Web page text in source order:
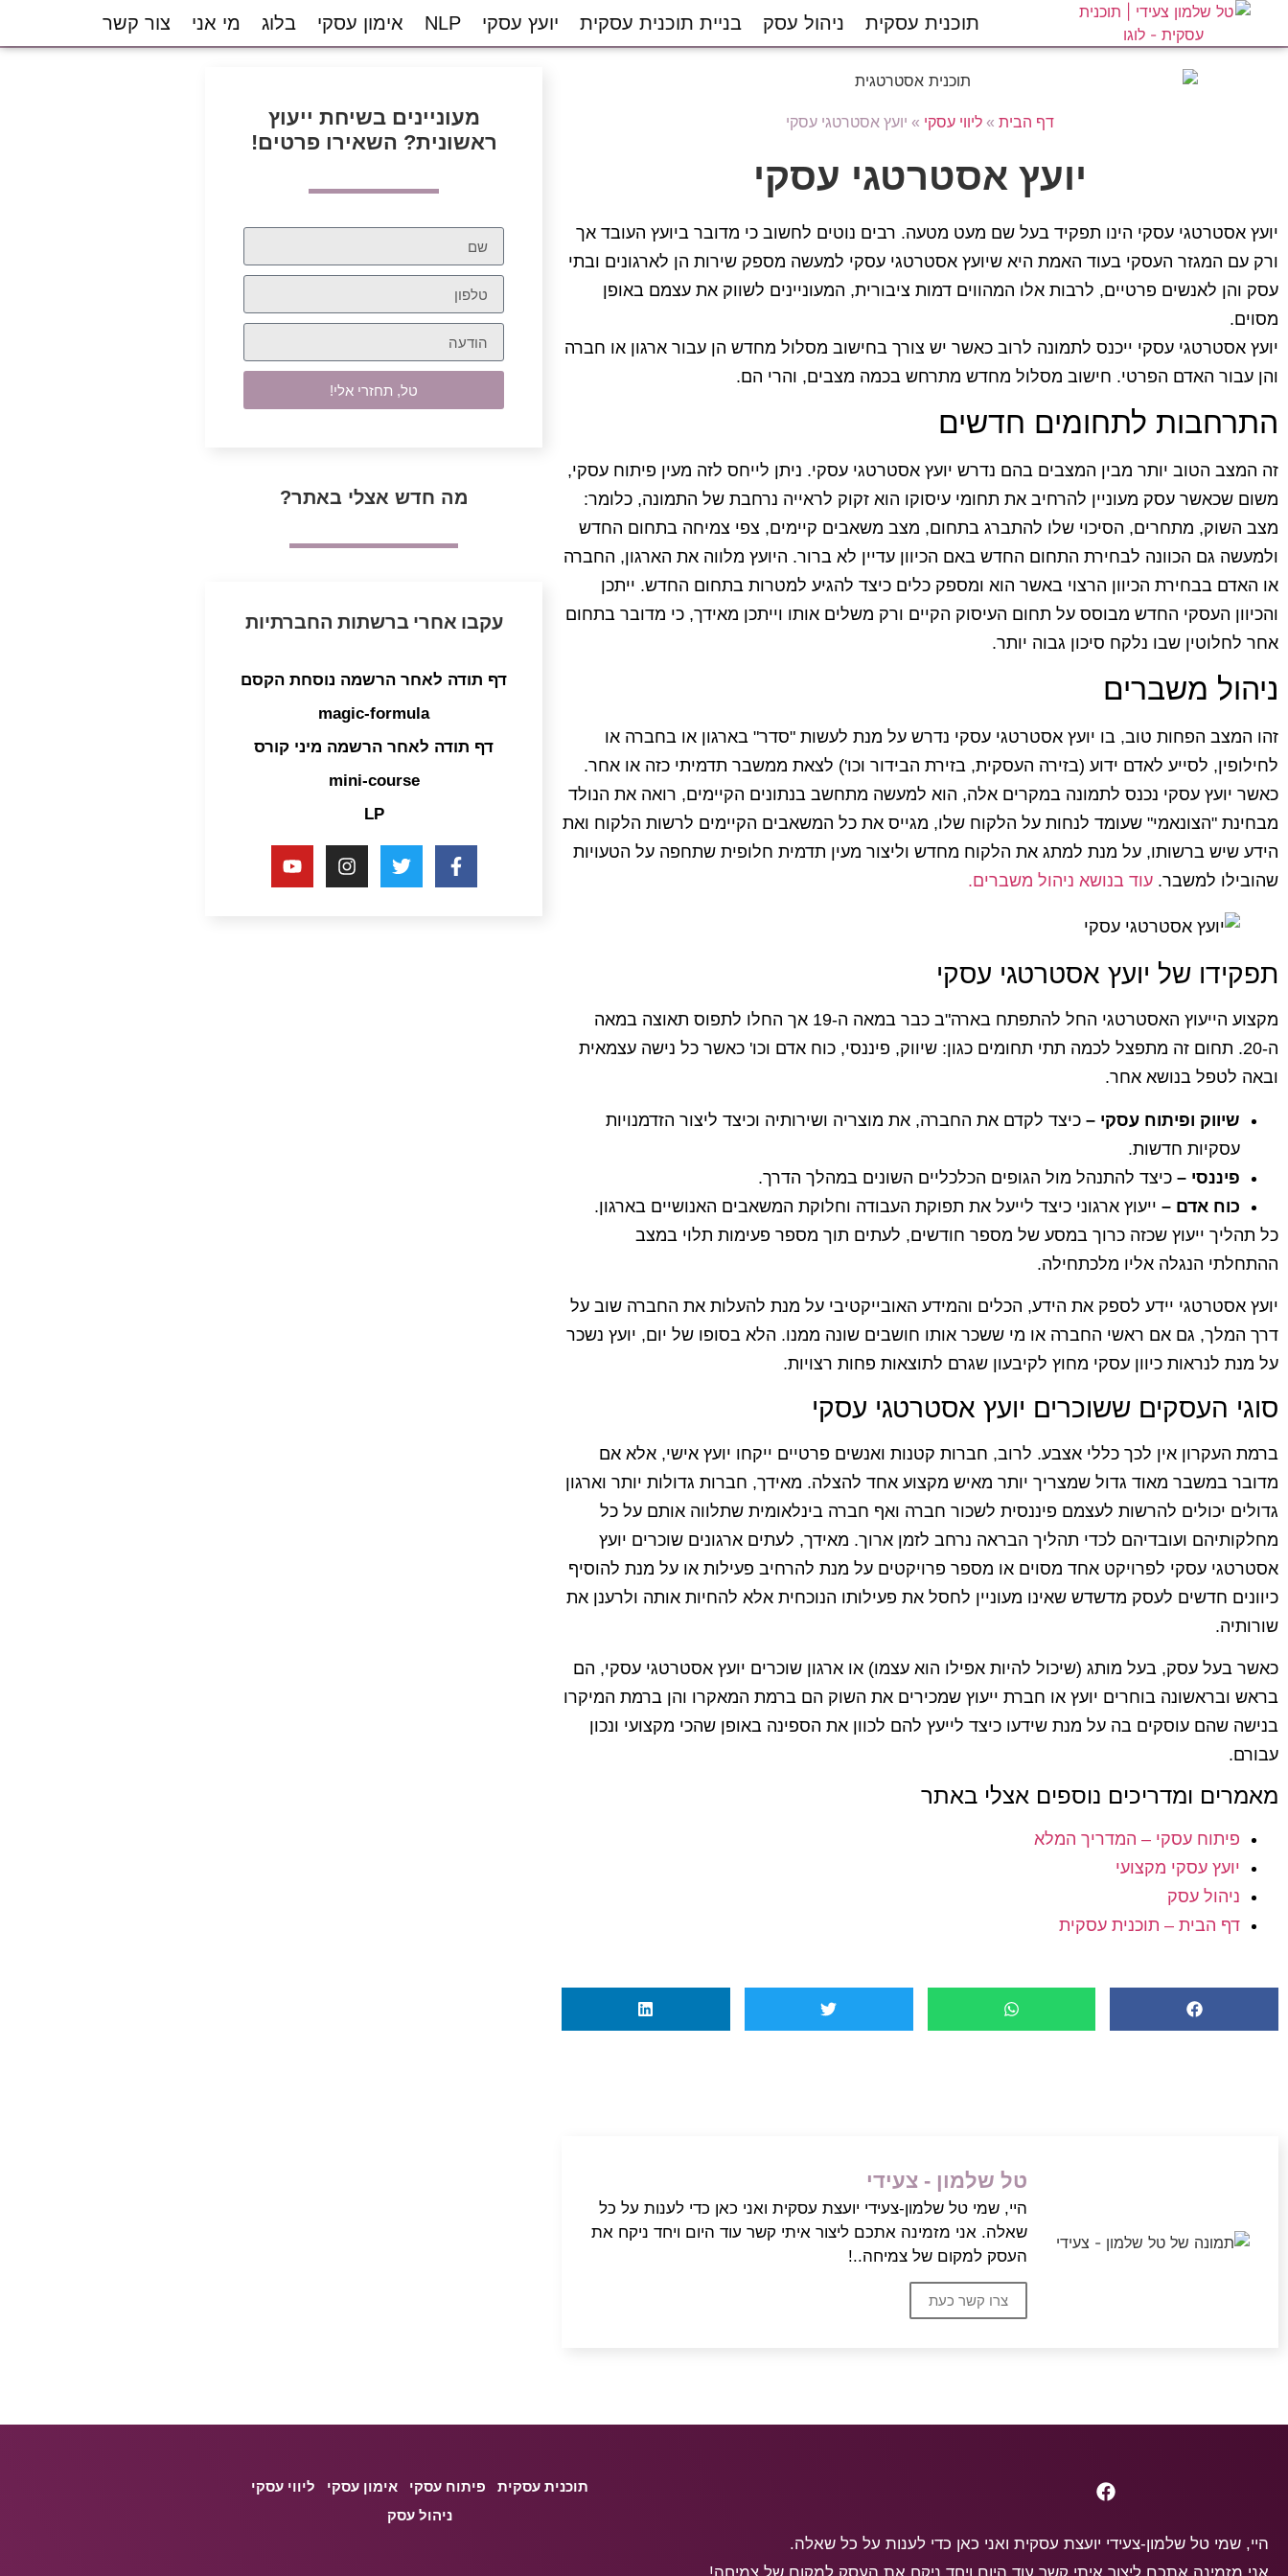
תוכנית עסקית ניהול עסק בניית תוכנית עסקית יועץ עסקי NLP אימון עסקי בלוג מי אני צור קשר
דף הבית » ליווי עסקי » יועץ אסטרטגי עסקי
יועץ אסטרטגי עסקי
יועץ אסטרטגי עסקי הינו תפקיד בעל שם מעט מטעה. רבים נוטים לחשוב כי מדובר ביועץ העובד אך
ורק עם המגזר העסקי בעוד האמת היא שיועץ אסטרטגי עסקי למעשה מספק שירות הן לארגונים ובתי
עסק והן לאנשים פרטיים, לרבות אלו המהווים דמות ציבורית, המעוניינים לשווק את עצמם באופן
מסוים.
יועץ אסטרטגי עסקי ייכנס לתמונה לרוב כאשר יש צורך בחישוב מסלול מחדש הן עבור ארגון או חברה
והן עבור האדם הפרטי. חישוב מסלול מחדש מתרחש בכמה מצבים, והרי הם.
התרחבות לתחומים חדשים
זה המצב הטוב יותר מבין המצבים בהם נדרש יועץ אסטרטגי עסקי. ניתן לייחס לזה מעין פיתוח עסקי,
משום שכאשר עסק מעוניין להרחיב את תחומי עיסוקו הוא זקוק לראייה נרחבת של התמונה, כלומר:
מצב השוק, מתחרים, הסיכוי שלו להתברג בתחום, מצב משאבים קיימים, צפי צמיחה בתחום החדש
ולמעשה גם הכוונה לבחירת התחום החדש באם הכיוון עדיין לא ברור. היועץ מלווה את הארגון, החברה
או האדם בבחירת הכיוון הרצוי באשר הוא ומספק כלים כיצד להגיע למטרות בתחום החדש. ייתכן
והכיוון העסקי החדש מבוסס על תחום העיסוק הקיים ורק משלים אותו וייתכן מאידך, כי מדובר בתחום
אחר לחלוטין שבו נלקח סיכון גבוה יותר.
ניהול משברים
זהו המצב הפחות טוב, בו יועץ אסטרטגי עסקי נדרש על מנת לעשות "סדר" בארגון או בחברה או
לחילופין, לסייע לאדם ידוע (בזירה העסקית, בזירת הבידור וכו') לצאת ממשבר תדמיתי כזה או אחר.
כאשר יועץ עסקי נכנס לתמונה במקרים אלה, הוא למעשה מתחשב בנתונים הקיימים, רואה את הנולד
מבחינת "הצונאמי" שעומד לנחות על הלקוח שלו, מגייס את כל המשאבים הקיימים לרשות הלקוח ואת
הידע שיש ברשותו, על מנת למתג את הלקוח מחדש וליצור מעין תדמית חלופית שתחפה על הטעויות
שהובילו למשבר. עוד בנושא ניהול משברים.
תפקידו של יועץ אסטרטגי עסקי
מקצוע הייעוץ האסטרטגי החל להתפתח בארה"ב כבר במאה ה-19 אך החלו לתפוס תאוצה במאה
ה-20. תחום זה מתפצל לכמה תתי תחומים כגון: שיווק, פיננסי, כוח אדם וכו' כאשר כל נישה עצמאית
ובאה לטפל בנושא אחר.
שיווק ופיתוח עסקי – כיצד לקדם את החברה, את מוצריה ושירותיה וכיצד ליצור הזדמנויות
עסקיות חדשות.
פיננסי – כיצד להתנהל מול הגופים הכלכליים השונים במהלך הדרך.
כוח אדם – ייעוץ ארגוני כיצד לייעל את תפוקת העבודה וחלוקת המשאבים האנושיים בארגון.
כל תהליך ייעוץ שכזה כרוך במסע של מספר חודשים, לעתים תוך מספר פעימות תלוי במצב
ההתחלתי הנגלה אליו מלכתחילה.
יועץ אסטרטגי יידע לספק את הידע, הכלים והמידע האובייקטיבי על מנת להעלות את החברה שוב על
דרך המלך, גם אם ראשי החברה או מי ששכר אותו חושבים שונה ממנו. הלא בסופו של יום, יועץ נשכר
על מנת לנראות כיוון עסקי מחוץ לקיבעון שגרם לתוצאות פחות רצויות.
סוגי העסקים ששוכרים יועץ אסטרטגי עסקי
ברמת העקרון אין לכך כללי אצבע. לרוב, חברות קטנות ואנשים פרטיים ייקחו יועץ אישי, אלא אם
מדובר במשבר מאוד גדול שמצריך יותר מאיש מקצוע אחד להצלה. מאידך, חברות גדולות יותר וארגון
גדולים יכולים להרשות לעצמם פיננסית לשכור חברה ואף חברה בינלאומית שתלווה אותם על כל
מחלקותיהם ועובדיהם לכדי תהליך הבראה נרחב לזמן ארוך. מאידך, לעתים ארגונים שוכרים יועץ
אסטרטגי עסקי לפרויקט אחד מסוים או מספר פרויקטים על מנת להרחיב פעילות או על מנת להוסיף
כיוונים חדשים לעסק מדשדש שאינו מעוניין לחסל את פעילותו הנוכחית אלא להחיות אותה ולרענן את
שורותיה.
כאשר בעל עסק, בעל מותג (שיכול להיות אפילו הוא עצמו) או ארגון שוכרים יועץ אסטרטגי עסקי, הם
בראש ובראשונה בוחרים יועץ או חברת ייעוץ שמכירים את השוק הם ברמת המאקרו והן ברמת המיקרו
בנישה שהם עוסקים בה על מנת שידעו כיצד לייעץ להם לכוון את הספינה באופן שהכי מקצועי ונכון
עבורם.
מאמרים ומדריכים נוספים אצלי באתר
פיתוח עסקי – המדריך המלא
יועץ עסקי מקצועי
ניהול עסק
דף הבית – תוכנית עסקית
טל שלמון - צעידי
היי, שמי טל שלמון-צעידי יועצת עסקית ואני כאן כדי לענות על כל
שאלה. אני מזמינה אתכם ליצור איתי קשר עוד היום ויחד ניקח את
העסק למקום של צמיחה..!
צרו קשר כעת
מעוניינים בשיחת ייעוץ
ראשונית? השאירו פרטים!
טל, תחזרי אלי!
מה חדש אצלי באתר?
עקבו אחרי ברשתות החברתיות
דף תודה לאחר הרשמה נוסחת הקסם
magic-formula
דף תודה לאחר הרשמה מיני קורס
mini-course
LP
היי, שמי טל שלמון-צעידי יועצת עסקית ואני כאן כדי לענות על כל שאלה.
תוכנית עסקית פיתוח עסקי אימון עסקי
ליווי עסקי
ניהול עסק